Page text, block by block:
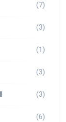
(7)
(3)
(1)
(3)
(3)
(6)